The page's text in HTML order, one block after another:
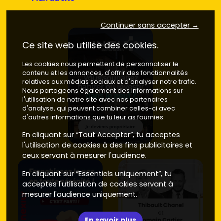
Où chercher à Puiseux-en-France et
autour pour maximiser ton achat
Plusieurs secteurs méritent ton attention selon tes
Centre-bourg: idéal pour tout faire à pied (écoles,
services). Les programmes y offrent un bon
compromis entre vie pratique et calme.Prix moyen
neufobservé sur le secteur : autour de4 200 à 4 800
€/m², selon étage, exposition et prestations.
Survilliers-Fosses) : quartiers pavillonnaires, ambiance
familiale, accès rapide à laN104 . Compte
généralement 4 300 à 5 000 €/m²en neuf pour les
biens avec extérieur et parking.
Proximité des gares RER (Louvres/Survilliers-Fosses)
: pratique si tu bouges souvent, avec de bons atouts
à la revente. Les prix peuvent légèrement monter sur
selon les prestations.
Continuer sans accepter →
Ce site web utilise des cookies.
Les cookies nous permettent de personnaliser le
contenu et les annonces, d'offrir des fonctionnalités
relatives aux médias sociaux et d'analyser notre trafic.
Nous partageons également des informations sur
l'utilisation de notre site avec nos partenaires
d'analyse, qui peuvent combiner celles-ci avec
d'autres informations que tu leur as fournies.
En cliquant sur “Tout Accepter”, tu acceptes
l'utilisation de cookies à des fins publicitaires et
ceux servant à mesurer l'audience.
En cliquant sur “Essentiels uniquement”, tu
acceptes l'utilisation de cookies servant à
mesurer l'audience uniquement.